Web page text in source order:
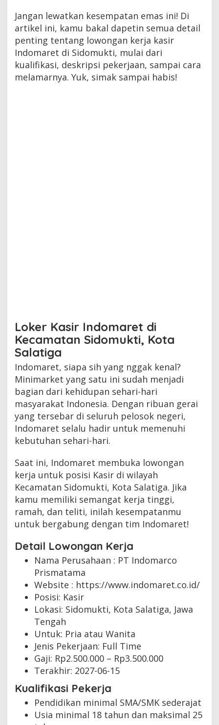
Jangan lewatkan kesempatan emas ini! Di
artikel ini, kamu bakal dapetin semua detail
penting tentang lowongan kerja kasir
Indomaret di Sidomukti, mulai dari
kualifikasi, deskripsi pekerjaan, sampai cara
melamarnya. Yuk, simak sampai habis!
Loker Kasir Indomaret di
Kecamatan Sidomukti, Kota
Salatiga
Indomaret, siapa sih yang nggak kenal?
Minimarket yang satu ini sudah menjadi
bagian dari kehidupan sehari-hari
masyarakat Indonesia. Dengan ribuan gerai
yang tersebar di seluruh pelosok negeri,
Indomaret selalu hadir untuk memenuhi
kebutuhan sehari-hari.
Saat ini, Indomaret membuka lowongan
kerja untuk posisi Kasir di wilayah
Kecamatan Sidomukti, Kota Salatiga. Jika
kamu memiliki semangat kerja tinggi,
ramah, dan teliti, inilah kesempatanmu
untuk bergabung dengan tim Indomaret!
Detail Lowongan Kerja
Nama Perusahaan : PT Indomarco
Prismatama
Website : https://www.indomaret.co.id/
Posisi: Kasir
Lokasi: Sidomukti, Kota Salatiga, Jawa
Tengah
Untuk: Pria atau Wanita
Jenis Pekerjaan: Full Time
Gaji: Rp2.500.000 – Rp3.500.000
Terakhir: 2027-06-15
Kualifikasi Pekerja
Pendidikan minimal SMA/SMK sederajat
Usia minimal 18 tahun dan maksimal 25